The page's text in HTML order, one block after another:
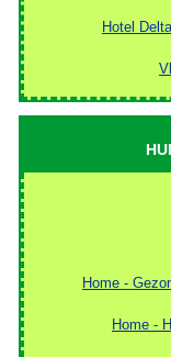
Hotel
Home -
Home -